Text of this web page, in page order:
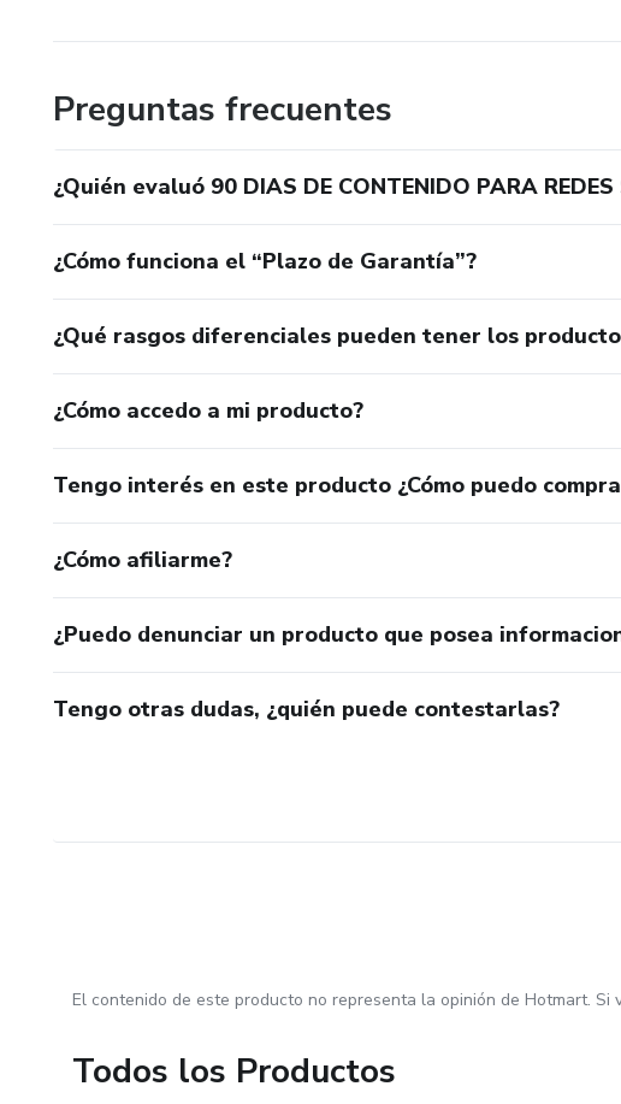
Preguntas frecuentes
¿Quién evaluó 90 DIAS DE CONTENIDO PARA REDES
¿Cómo funciona el “Plazo de Garantía”?
¿Qué rasgos diferenciales pueden tener los
¿Cómo accedo a mi producto?
Tengo interés en este producto ¿Cómo puedo
¿Cómo afiliarme?
¿Puedo denunciar un producto que posea
Tengo otras dudas, ¿quién puede contestarlas?
El contenido de este producto no representa la opinión de Hotmart. Si
Todos los Productos